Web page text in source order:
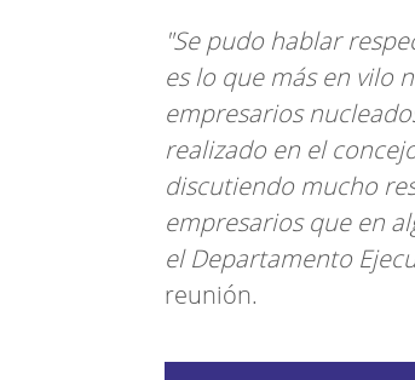
"Se pudo hablar
es lo que más en vilo
empresarios
realizado en el
discutiendo mucho
empresarios que en
el Departamento
reunión.